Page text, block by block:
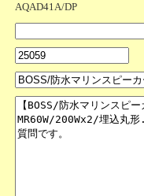
AQAD41A/DP